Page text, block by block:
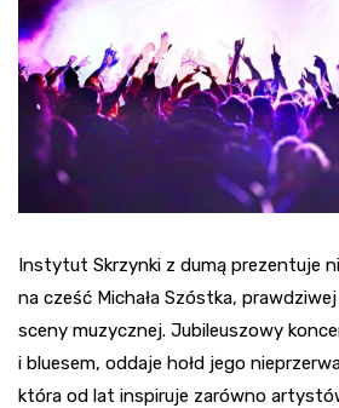
Instytut Skrzynki z dumą prezentuje
na cześć Michała Szóstka,
sceny muzycznej. Jubileuszowy
i bluesem, oddaje hołd jego
która od lat inspiruje zarówno